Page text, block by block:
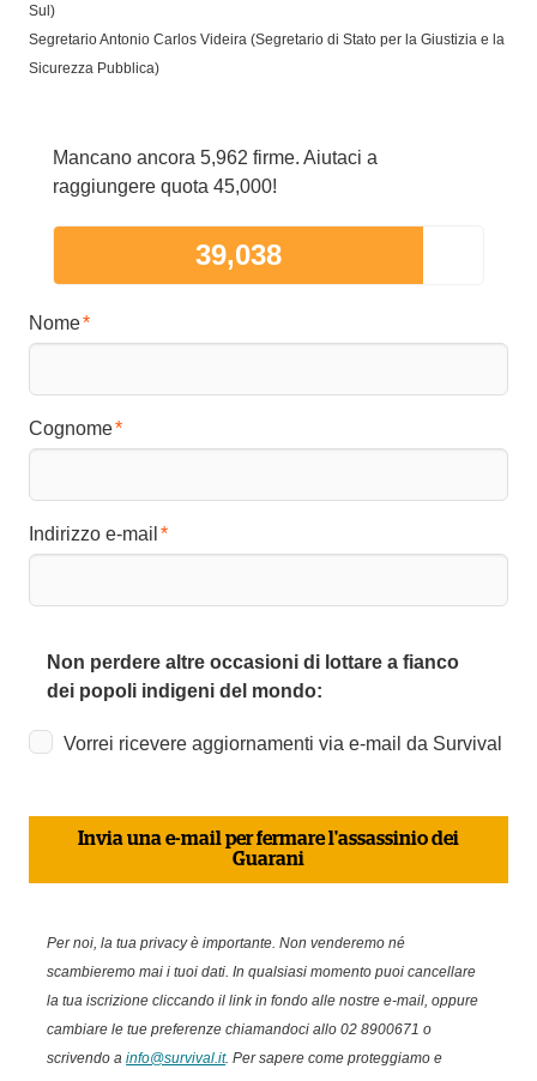
Sul)
Segretario Antonio Carlos Videira (Segretario di Stato per la Giustizia e la
Sicurezza Pubblica)
Mancano ancora 5,962 firme. Aiutaci a
raggiungere quota 45,000!
39,038
Nome
Cognome
Indirizzo e-mail
Non perdere altre occasioni di lottare a fianco
dei popoli indigeni del mondo:
Vorrei ricevere aggiornamenti via e-mail da Survival
Invia una e-mail per fermare l'assassinio dei
Guarani
Per noi, la tua privacy è importante. Non venderemo né
scambieremo mai i tuoi dati. In qualsiasi momento puoi cancellare
la tua iscrizione cliccando il link in fondo alle nostre e-mail, oppure
cambiare le tue preferenze chiamandoci allo 02 8900671 o
scrivendo a info@survival.it.Per sapere come proteggiamo e